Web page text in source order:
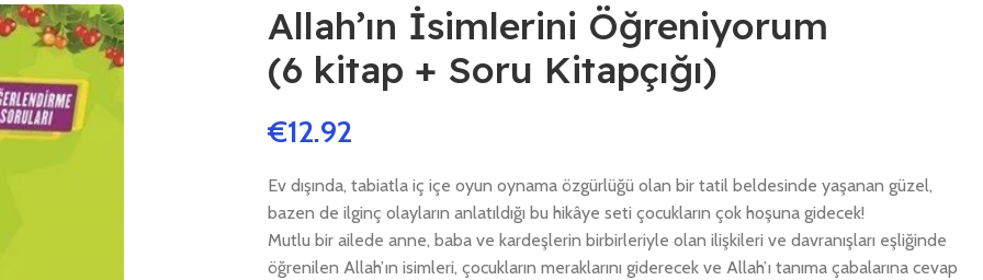
Allah’ın İsimlerini Öğreniyorum
(6 kitap + Soru Kitapçığı)
€12.92
Ev dışında, tabiatla iç içe oyun oynama özgürlüğü olan bir tatil beldesinde yaşanan güzel,
bazen de ilginç olayların anlatıldığı bu hikâye seti çocukların çok hoşuna gidecek!
Mutlu bir ailede anne, baba ve kardeşlerin birbirleriyle olan ilişkileri ve davranışları eşliğinde
öğrenilen Allah’ın isimleri, çocukların meraklarını giderecek ve Allah’ı tanıma çabalarına cevap